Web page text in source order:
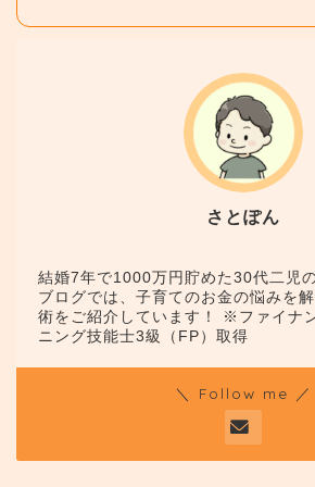
さとぽん
結婚7年で1000万円貯めた30代二児
ブログでは、子育てのお金の悩みを
術をご紹介しています！ ※ファイナ
ニング技能士3級（FP）取得
＼ Follow me ／